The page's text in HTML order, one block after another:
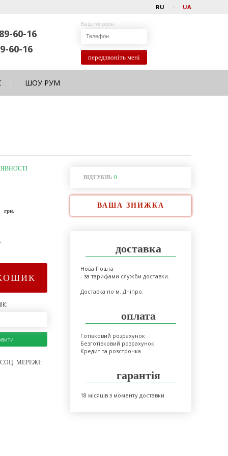
RU UA
60-16
60-16
Ваш телефон
передзвоніть мені
ШОУ РУМ
грн.
МЕРЕЖІ:
ВІДГУКІВ: 0
ВАША ЗНИЖКА
доставка
Нова Пошта
- за тарифами служби доставки.
Доставка по м. Дніпро.
оплата
Готівковий розрахунок
Безготівковий розрахунок
Кредит та розстрочка
гарантія
18 місяців з моменту доставки